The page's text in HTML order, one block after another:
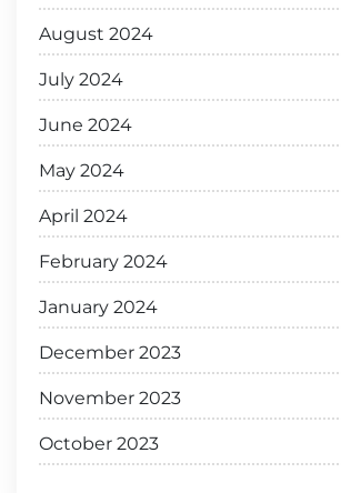
August 2024
July 2024
June 2024
May 2024
April 2024
February 2024
January 2024
December 2023
November 2023
October 2023